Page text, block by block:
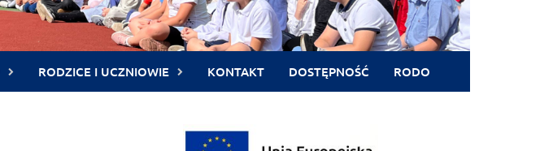
RODZICE I UCZNIOWIE KONTAKT DOSTĘPNOŚĆ RODO